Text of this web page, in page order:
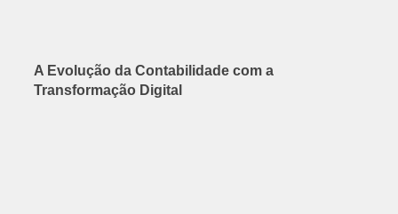
A Evolução da Contabilidade com a
Transformação Digital